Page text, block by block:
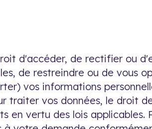
d'accéder, de rectifier ou
de restreindre ou de vous
vos informations
traiter vos données, le droit
vertu des lois applicables.